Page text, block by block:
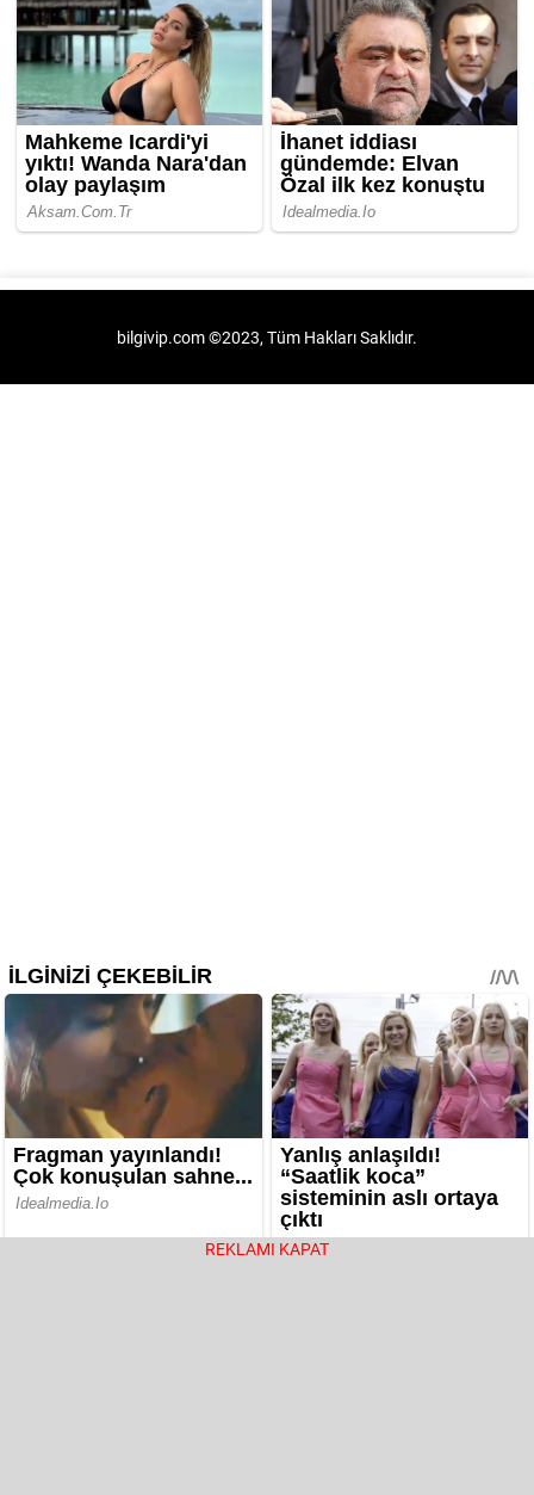
bilgivip.com ©2023, Tüm Hakları Saklıdır.
REKLAMI KAPAT